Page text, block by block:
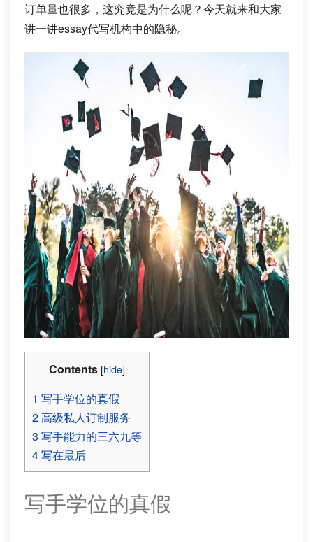
订单量也很多，这究竟是为什么呢？今天就来和大家
讲一讲essay代写机构中的隐秘。
Contents [hide]
1 写手学位的真假
2高级私人订制服务
3 写手能力的三六九等
4写在最后
写手学位的真假